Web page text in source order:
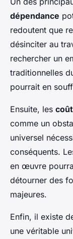
dépendance
redoutent que
désinciter au
rechercher un
traditionnelles
pourrait en
Ensuite, les
comme un
universel
conséquents.
en œuvre
détourner des
majeures.
Enfin, il existe
une véritable